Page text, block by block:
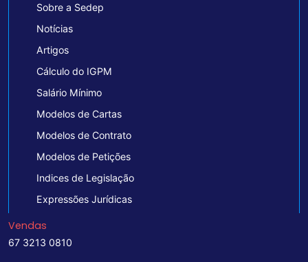
Sobre a Sedep
Notícias
Artigos
Cálculo do IGPM
Salário Mínimo
Modelos de Cartas
Modelos de Contrato
Modelos de Petições
Indices de Legislação
Expressões Jurídicas
Vendas
67 3213 0810